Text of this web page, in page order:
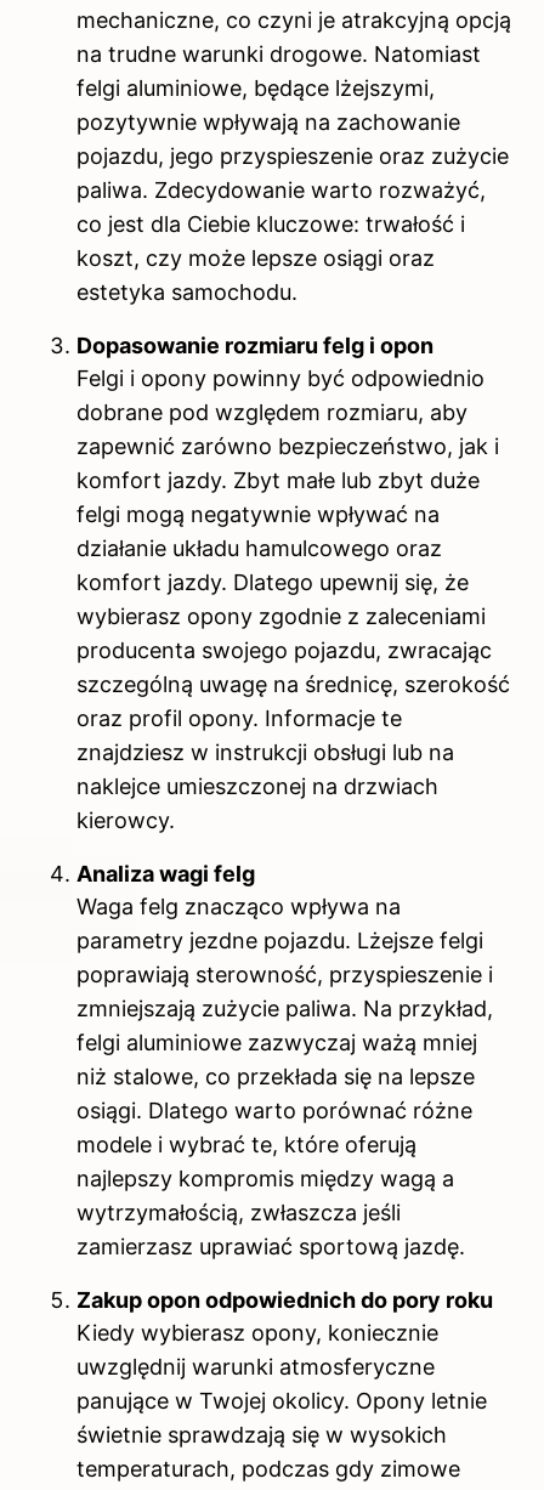
mechaniczne, co czyni je atrakcyjną opcją
na trudne warunki drogowe. Natomiast
felgi aluminiowe, będące lżejszymi,
pozytywnie wpływają na zachowanie
pojazdu, jego przyspieszenie oraz zużycie
paliwa. Zdecydowanie warto rozważyć,
co jest dla Ciebie kluczowe: trwałość i
koszt, czy może lepsze osiągi oraz
estetyka samochodu.
Dopasowanie rozmiaru felg i opon
Felgi i opony powinny być odpowiednio
dobrane pod względem rozmiaru, aby
zapewnić zarówno bezpieczeństwo, jak i
komfort jazdy. Zbyt małe lub zbyt duże
felgi mogą negatywnie wpływać na
działanie układu hamulcowego oraz
komfort jazdy. Dlatego upewnij się, że
wybierasz opony zgodnie z zaleceniami
producenta swojego pojazdu, zwracając
szczególną uwagę na średnicę, szerokość
oraz profil opony. Informacje te
znajdziesz w instrukcji obsługi lub na
naklejce umieszczonej na drzwiach
kierowcy.
Analiza wagi felg
Waga felg znacząco wpływa na
parametry jezdne pojazdu. Lżejsze felgi
poprawiają sterowność, przyspieszenie i
zmniejszają zużycie paliwa. Na przykład,
felgi aluminiowe zazwyczaj ważą mniej
niż stalowe, co przekłada się na lepsze
osiągi. Dlatego warto porównać różne
modele i wybrać te, które oferują
najlepszy kompromis między wagą a
wytrzymałością, zwłaszcza jeśli
zamierzasz uprawiać sportową jazdę.
Zakup opon odpowiednich do pory roku
Kiedy wybierasz opony, koniecznie
uwzględnij warunki atmosferyczne
panujące w Twojej okolicy. Opony letnie
świetnie sprawdzają się w wysokich
temperaturach, podczas gdy zimowe